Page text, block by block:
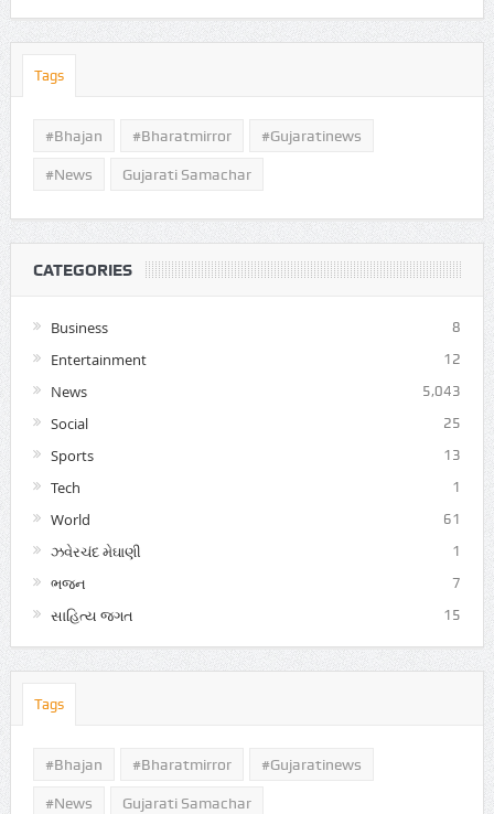
Tags
#Bhajan #bharatmirror #gujaratinews
#news Gujarati Samachar
CATEGORIES
Business 8
Entertainment 12
News 5,043
Social 25
Sports 13
Tech 1
World 61
ઝવેરચંદ મેઘાણી 1
ભજન 7
સાહિત્ય જગત 15
Tags
#Bhajan #bharatmirror #gujaratinews
#news Gujarati Samachar